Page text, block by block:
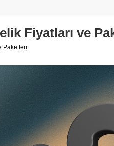
Fiyatları ve
Paketleri